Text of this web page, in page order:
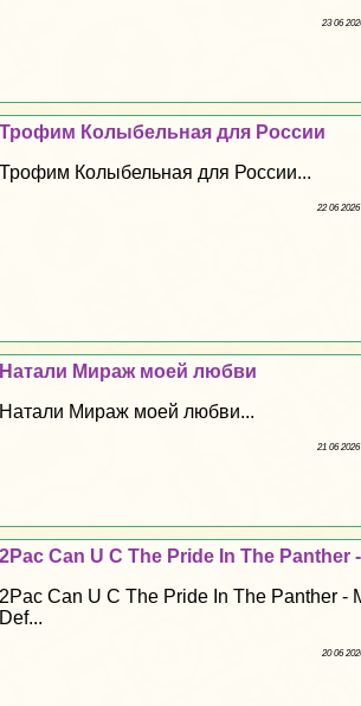
23 06
Трофим Колыбельная для России
Трофим Колыбельная для России...
22 06
Натали Мираж моей любви
Натали Мираж моей любви...
21 06
2Pac Can U C The Pride In The Panther
2Pac Can U C The Pride In The Panther -
Def...
20 06